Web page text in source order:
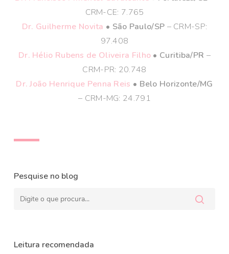
CRM-CE: 7.765
Dr. Guilherme Novita • São Paulo/SP – CRM-SP:
97.408
Dr. Hélio Rubens de Oliveira Filho • Curitiba/PR –
CRM-PR: 20.748
Dr. João Henrique Penna Reis • Belo Horizonte/MG
– CRM-MG: 24.791
Pesquise no blog
Leitura recomendada